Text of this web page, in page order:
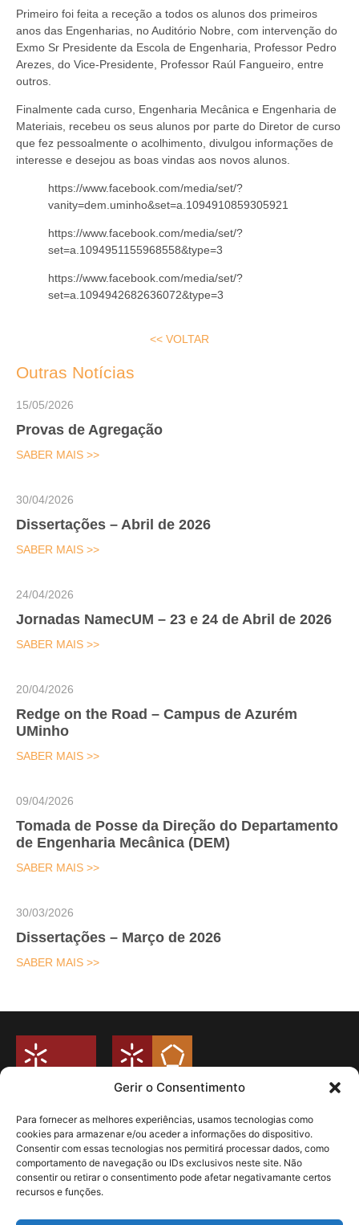
Gerir o Consentimento
Para fornecer as melhores experiências, usamos tecnologias como
cookies para armazenar e/ou aceder a informações do dispositivo.
Consentir com essas tecnologias nos permitirá processar dados, como
comportamento de navegação ou IDs exclusivos neste site. Não
consentir ou retirar o consentimento pode afetar negativamante certos
recursos e funções.
Primeiro foi feita a receção a todos os alunos dos primeiros
anos das Engenharias, no Auditório Nobre, com intervenção do
Exmo Sr Presidente da Escola de Engenharia, Professor Pedro
Arezes, do Vice-Presidente, Professor Raúl Fangueiro, entre
outros.
Finalmente cada curso, Engenharia Mecânica e Engenharia de
Materiais, recebeu os seus alunos por parte do Diretor de curso
que fez pessoalmente o acolhimento, divulgou informações de
interesse e desejou as boas vindas aos novos alunos.
https://www.facebook.com/media/set/?
vanity=dem.uminho&set=a.1094910859305921
https://www.facebook.com/media/set/?
set=a.1094951155968558&type=3
https://www.facebook.com/media/set/?
set=a.1094942682636072&type=3
<< VOLTAR
Outras Notícias
Provas de Agregação
15/05/2026
SABER MAIS >>
Dissertações – Abril de 2026
30/04/2026
SABER MAIS >>
Jornadas NamecUM – 23 e 24 de Abril de 2026
24/04/2026
SABER MAIS >>
Redge on the Road – Campus de Azurém
UMinho
20/04/2026
SABER MAIS >>
Tomada de Posse da Direção do Departamento
de Engenharia Mecânica (DEM)
09/04/2026
SABER MAIS >>
Dissertações – Março de 2026
30/03/2026
SABER MAIS >>
Universidade do Minho
Campus de Azurém
Departamento de Engenharia Mecânica
Guimarães – Portugal
Politica de Privacidade